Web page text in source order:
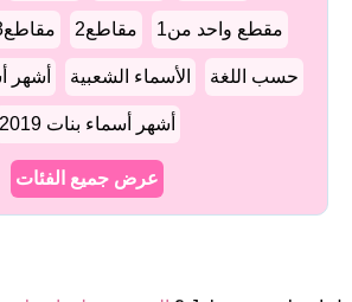
مقطع واحد من1 مقاطع2 مقاطع3
حسب اللغة الأسماء الشعبية أشهر
أشهر أسماء بنات 2019
عرض جميع الفئات